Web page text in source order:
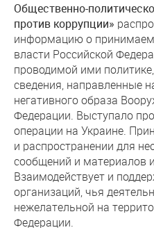
Общественно-
против коррупции»
информацию о
власти Российской
проводимой ими
сведения, направленные
негативного образа
Федерации. Выступало
операции на Украине.
и распространении для
сообщений и материалов
Взаимодействует и
организаций, чья
нежелательной на
Федерации.